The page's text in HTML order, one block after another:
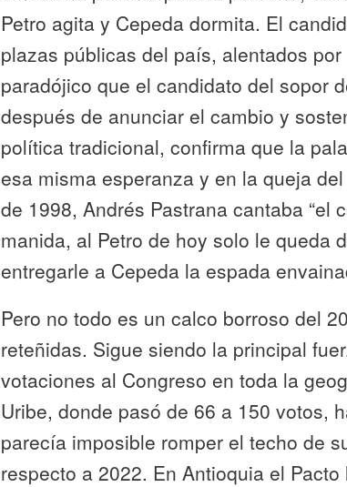
Petro agita y Cepeda dormita. El
plazas públicas del país, alentados
paradójico que el candidato del sopor
después de anunciar el cambio y
política tradicional, confirma que la
esa misma esperanza y en la queja
de 1998, Andrés Pastrana cantaba “el
manida, al Petro de hoy solo le queda
entregarle a Cepeda la espada
Pero no todo es un calco borroso del
reteñidas. Sigue siendo la principal
votaciones al Congreso en toda la
Uribe, donde pasó de 66 a 150 votos,
parecía imposible romper el techo de
respecto a 2022. En Antioquia el